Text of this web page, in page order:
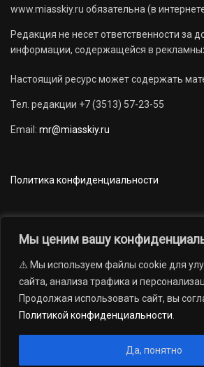
Мы ценим вашу
⚠️ Мы используем файлы cookie для
сайта, анализа трафика и
Продолжая использовать сайт, вы
Политикой конфиденциальности
Да, понятно
www.miasskiy.ru обязательна (в
Редакция не несет ответственности за
информации, содержащейся в
Настоящий ресурс может содержать
Тел. редакции +7 (3513) 57-23-55
Email: mr@miasskiy.ru
Политика конфиденциальности
Новости Наши проекты
АРХИВ
16+
газеты «Миасский рабочий»; Областное
«Издательский дом «Губерния». Все права
Андрей Петрович Попов